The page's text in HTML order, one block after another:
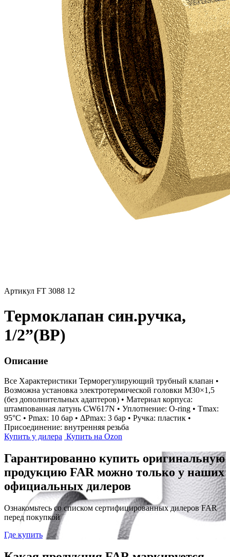
Артикул FT 3088 12
Термоклапан син.ручка,
1/2”(ВР)
Описание
Все Характеристики Терморегулирующий трубный клапан •
Возможна установка электротермической головки М30×1,5
(без дополнительных адаптеров) • Материал корпуса:
штампованная латунь CW617N • Уплотнение: O-ring • Tmax:
95°С • Pmax: 10 бар • ΔPmax: 3 бар • Ручка: пластик •
Присоединение: внутренняя резьба
Купить у дилера Купить на Ozon
Гарантированно купить оригинальную
продукцию FAR можно только у наших
официальных дилеров
Ознакомьтесь со списком сертифицированных дилеров FAR
перед покупкой
Где купить